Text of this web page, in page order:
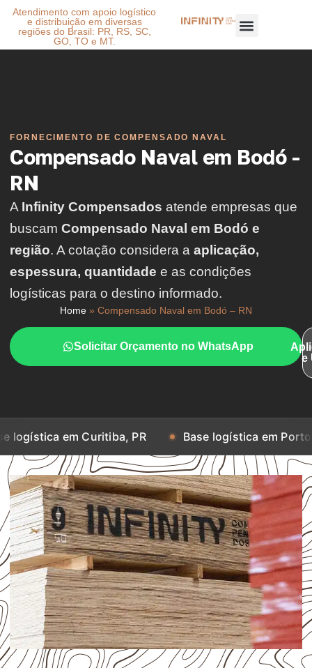
Atendimento com apoio logístico
e distribuição em diversas
regiões do Brasil: PR, RS, SC,
GO, TO e MT.
FORNECIMENTO DE COMPENSADO NAVAL
Compensado Naval em Bodó -
RN
A Infinity Compensados atende empresas que
buscam Compensado Naval em Bodó e
região. A cotação considera a aplicação,
espessura, quantidade e as condições
logísticas para o destino informado.
Home » Compensado Naval em Bodó – RN
Solicitar Orçamento no WhatsApp
e
Curitiba, PR Base logística em Porto Alegre, RS